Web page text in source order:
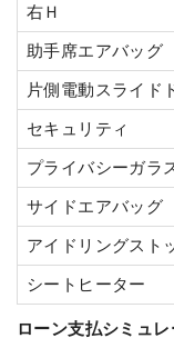
右Ｈ
助手席エアバッグ
片側電動スライド
セキュリティ
プライバシーガラ
サイドエアバッグ
アイドリングスト
シートヒーター
ローン支払シミュ